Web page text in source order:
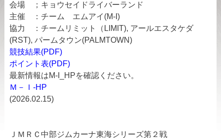
会場 ；キョウセイドライバーランド
主催 ：チーム エムアイ(M-I)
協力 ：チームリミット（LIMIT), アールエスタケダ
(RST), パームタウン(PALMTOWN)
競技結果(PDF)
ポイント表(PDF)
最新情報はM-I_HPを確認ください。
Ｍ－Ｉ-HP
(2026.02.15)
ＪＭＲＣ中部ジムカーナ東海シリーズ第２戦